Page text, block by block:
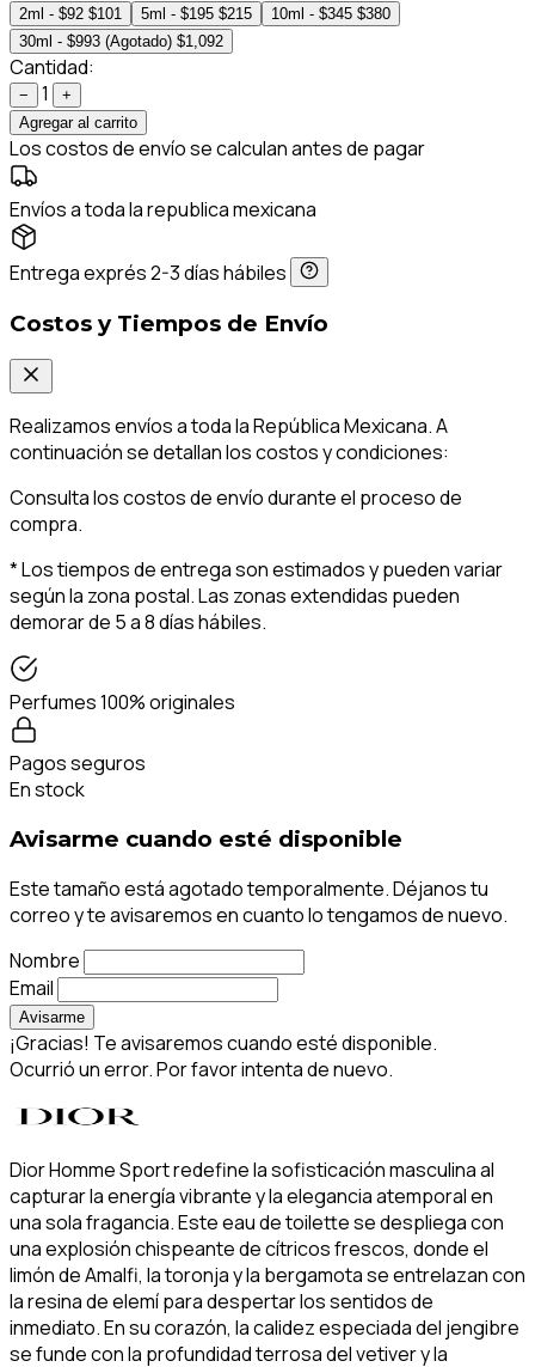
2ml - $92 $101 5ml - $195 $215 10ml - $345 $380
30ml - $993 (Agotado) $1,092
Cantidad:
− 1
+
Agregar al carrito
Los costos de envío se calculan antes de pagar
Envíos a toda la republica mexicana
Entrega exprés 2-3 días hábiles
Costos y Tiempos de Envío
Realizamos envíos a toda la República Mexicana. A
continuación se detallan los costos y condiciones:
Consulta los costos de envío durante el proceso de
compra.
* Los tiempos de entrega son estimados y pueden variar
según la zona postal. Las zonas extendidas pueden
demorar de 5 a 8 días hábiles.
Perfumes 100% originales
Pagos seguros
En stock
Avisarme cuando esté disponible
Este tamaño está agotado temporalmente. Déjanos tu
correo y te avisaremos en cuanto lo tengamos de nuevo.
Nombre
Email
Avisarme
¡Gracias! Te avisaremos cuando esté disponible.
Ocurrió un error. Por favor intenta de nuevo.
Dior Homme Sport redefine la sofisticación masculina al
capturar la energía vibrante y la elegancia atemporal en
una sola fragancia. Este eau de toilette se despliega con
una explosión chispeante de cítricos frescos, donde el
limón de Amalfi, la toronja y la bergamota se entrelazan con
la resina de elemí para despertar los sentidos de
inmediato. En su corazón, la calidez especiada del jengibre
se funde con la profundidad terrosa del vetiver y la